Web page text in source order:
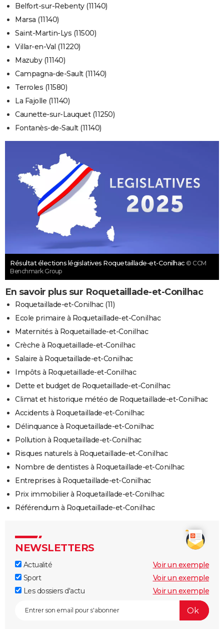
Belfort-sur-Rebenty (11140)
Marsa (11140)
Saint-Martin-Lys (11500)
Villar-en-Val (11220)
Mazuby (11140)
Campagna-de-Sault (11140)
Terroles (11580)
La Fajolle (11140)
Caunette-sur-Lauquet (11250)
Fontanès-de-Sault (11140)
Résultat élections législatives Roquetaillade-et-Conilhac © CCM
Benchmark Group
En savoir plus sur Roquetaillade-et-Conilhac
Roquetaillade-et-Conilhac (11)
Ecole primaire à Roquetaillade-et-Conilhac
Maternités à Roquetaillade-et-Conilhac
Crèche à Roquetaillade-et-Conilhac
Salaire à Roquetaillade-et-Conilhac
Impôts à Roquetaillade-et-Conilhac
Dette et budget de Roquetaillade-et-Conilhac
Climat et historique météo de Roquetaillade-et-Conilhac
Accidents à Roquetaillade-et-Conilhac
Délinquance à Roquetaillade-et-Conilhac
Pollution à Roquetaillade-et-Conilhac
Risques naturels à Roquetaillade-et-Conilhac
Nombre de dentistes à Roquetaillade-et-Conilhac
Entreprises à Roquetaillade-et-Conilhac
Prix immobilier à Roquetaillade-et-Conilhac
Référendum à Roquetaillade-et-Conilhac
NEWSLETTERS
Actualité
Voir un exemple
Sport
Voir un exemple
Les dossiers d'actu
Voir un exemple